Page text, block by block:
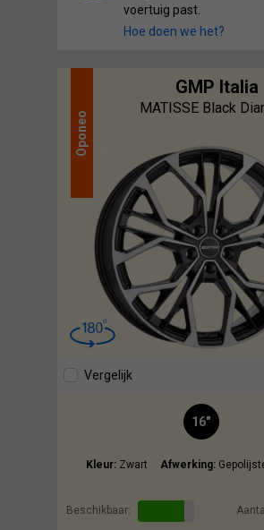
voertuig past.
Hoe doen we het?
GMP Italia
MATISSE Black
Oponeo
Vergelijk
16"
Kleur: Zwart Afwerking:
Beschikbaar: